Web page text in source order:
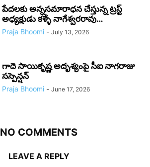
పేదలకు అన్నసమారాధన చేస్తున్న ట్రస్ట్
అధ్యక్షుడు కళ్ళే నాగేశ్వరరావు…
Praja Bhoomi - July 13, 2026
గాదె సాయికృష్ణ అదృశ్యంపై సీఐ నాగరాజు
సస్పెన్షన్
Praja Bhoomi - June 17, 2026
NO COMMENTS
LEAVE A REPLY